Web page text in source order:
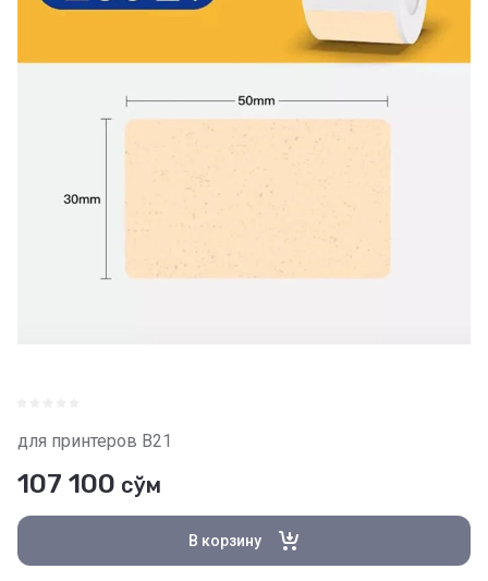
для принтеров В21
107 100 сўм
В корзину